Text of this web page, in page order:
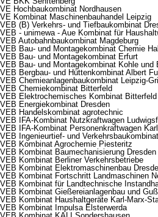
VE Hochbaukombinat Nordhausen
VE Kombinat Maschinenbauhandel Leipzig
VEB (B) Verkehrs- und Tiefbaukombinat
VEB - unimewa - Aue Kombinat für
VEB Autobahnbaukombinat Magdeburg
VEB Bau- und Montagekombinat Chemie
VEB Bau- und Montagekombinat Erfurt
VEB Bau- und Montagekombinat Kohle und
VEB Bergbau- und Hüttenkombinat Albert
VEB Chemieanlagenbaukombinat Leipzig-
VEB Chemiekombinat Bitterfeld
VEB Elektrochemisches Kombinat Bitterfeld
VEB Energiekombinat Dresden
VEB Handelskombinat agrotechnic
VEB IFA-Kombinat Nutzkraftwagen
VEB IFA-Kombinat Personenkraftwagen
VEB Ingenieurtief- und
VEB Kombinat Agrochemie Piesteritz
VEB Kombinat Baumechanisierung Dresden
VEB Kombinat Berliner Verkehrsbetriebe
VEB Kombinat Elektromaschinenbau
VEB Kombinat Fortschritt Landmaschinen
VEB Kombinat für Landtechnische
VEB Kombinat Gießereianlagenbau und
VEB Kombinat Haushaltgeräte Karl-Marx-
VEB Kombinat Impulsa Elsterwerda